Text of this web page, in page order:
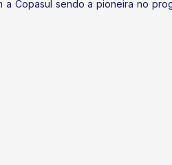
Copasul sendo a pioneira no
do Brasil